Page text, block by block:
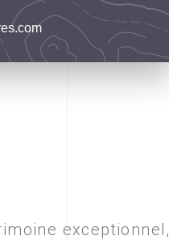
exceptionnel,